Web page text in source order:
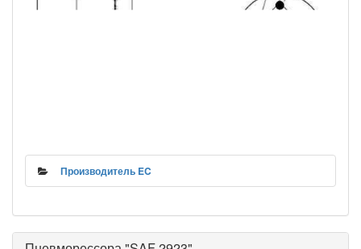
Производитель EC